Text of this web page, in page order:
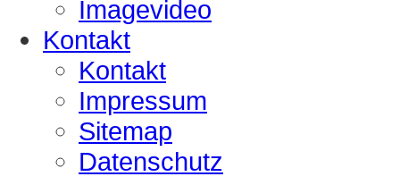
Imagevideo
Kontakt
Kontakt
Impressum
Sitemap
Datenschutz